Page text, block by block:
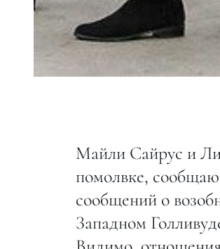
Майли Сайрус и
помолвке,
сообщений о
Западном